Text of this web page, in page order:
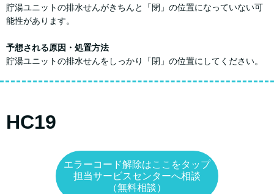
貯湯ユニットの排水せんがきちんと「閉」の位置になっていない可
能性があります。
予想される原因・処置方法
貯湯ユニットの排水せんをしっかり「閉」の位置にしてください。
HC19
エラーコード解除はここをタップ
担当サービスセンターへ相談
（無料相談）